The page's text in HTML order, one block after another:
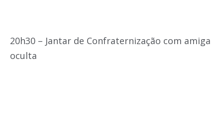
20h30 – Jantar de Confraternização com amiga
oculta